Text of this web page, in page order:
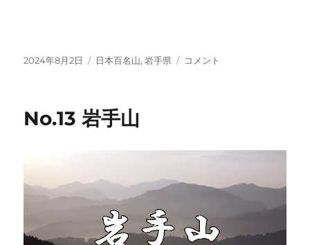
投
2024年8月2日
カ
ー
日本百名山,岩手県
No.14
コメント
No.13 岩手山